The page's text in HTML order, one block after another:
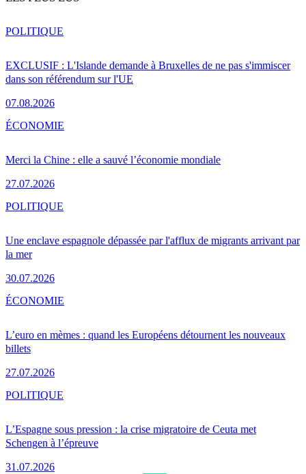
EXCLUSIF : L'Islande demande à Bruxelles de ne pas s'immiscer
dans son référendum sur l'UE
07.08.2026
POLITIQUE
Merci la Chine : elle a sauvé l’économie mondiale
27.07.2026
ÉCONOMIE
Une enclave espagnole dépassée par l'afflux de migrants arrivant par
la mer
30.07.2026
POLITIQUE
L’euro en mèmes : quand les Européens détournent les nouveaux
billets
27.07.2026
ÉCONOMIE
L’Espagne sous pression : la crise migratoire de Ceuta met
Schengen à l’épreuve
31.07.2026
POLITIQUE